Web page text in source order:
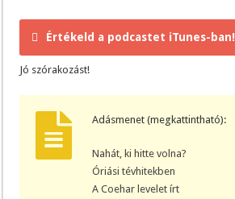
Értékeld a podcastet iTunes-ban!
Jó szórakozást!
Adásmenet (megkattintható):
Nahát, ki hitte volna?
Óriási tévhitekben
A Coehar levelet írt